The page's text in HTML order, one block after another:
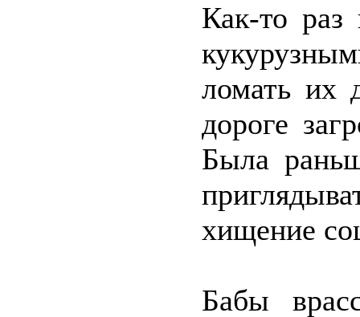
Как-то
ломать их
дороге
Была
хищение
Бабы